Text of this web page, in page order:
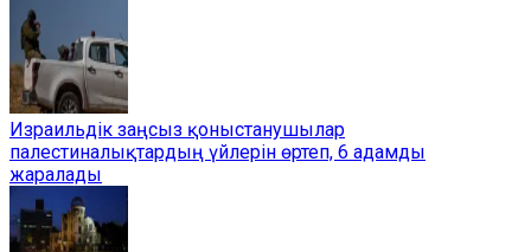
Израильдік заңсыз қоныстанушылар
палестиналықтардың үйлерін өртеп, 6 адамды
жаралады